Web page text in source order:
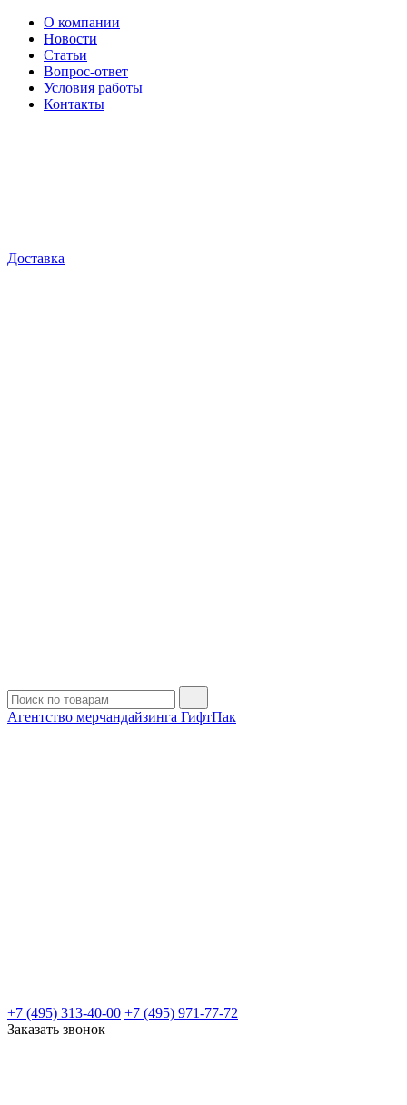
О компании
Новости
Статьи
Вопрос-ответ
Условия работы
Контакты
Доставка
Агентство мерчандайзинга ГифтПак
+7 (495) 313-40-00 +7 (495) 971-77-72
Заказать звонок